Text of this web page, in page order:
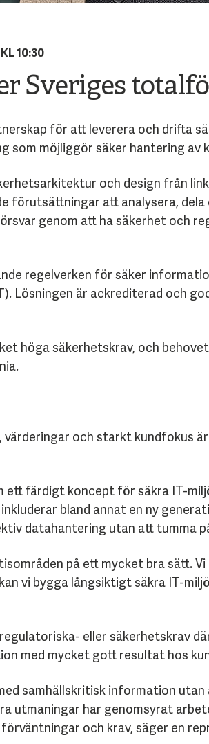
10:30
Sveriges
för att leverera och drifta
som möjliggör säker hantering av
och design från
förutsättningar att analysera,
genom att ha säkerhet och
regelverken för säker
Lösningen är ackrediterad och
höga säkerhetskrav, och
och starkt kundfokus
färdigt koncept för säkra IT-
bland annat en ny
datahantering utan att tumma
på ett mycket bra sätt.
vi bygga långsiktigt säkra IT-
eller säkerhetskrav
med mycket gott resultat hos
samhällskritisk information utan
utmaningar har genomsyrat
och krav, säger en